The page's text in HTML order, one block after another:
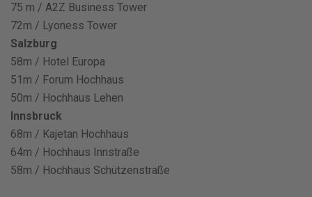
75 m / A2Z Business Tower
72m / Lyoness Tower
Salzburg
58m / Hotel Europa
51m / Forum Hochhaus
50m / Hochhaus Lehen
Innsbruck
68m / Kajetan Hochhaus
64m / Hochhaus Innstraße
58m / Hochhaus Schützenstraße